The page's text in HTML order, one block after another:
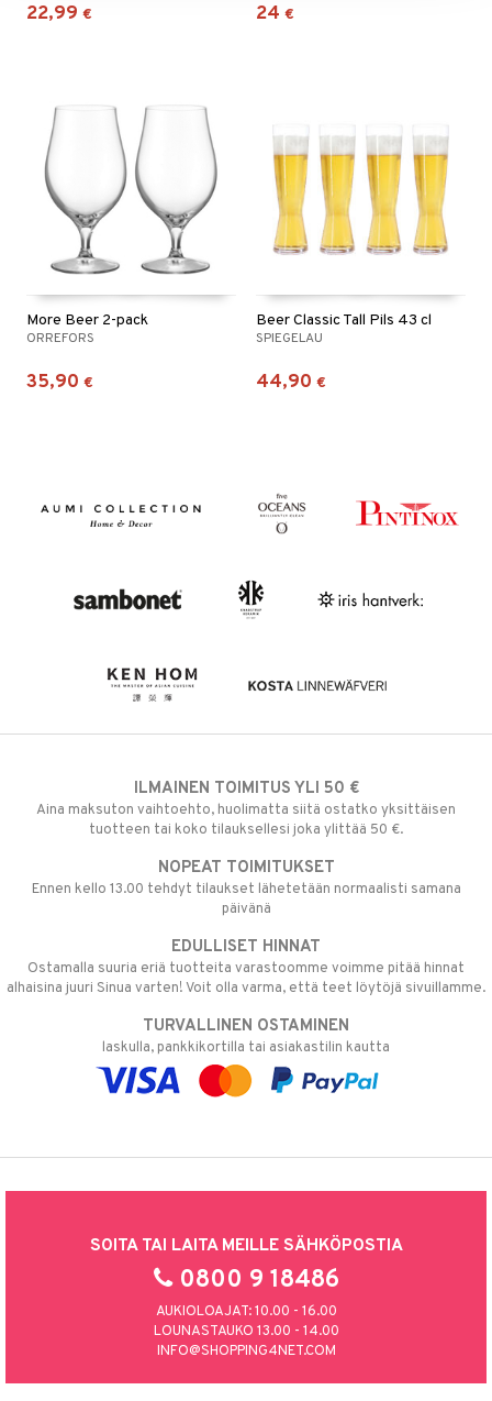
22,99 € 24 €
More Beer 2-pack
ORREFORS
35,90 €
Beer Classic Tall Pils 43 cl
SPIEGELAU
44,90 €
ILMAINEN TOIMITUS YLI 50 €
Aina maksuton vaihtoehto, huolimatta siitä ostatko yksittäisen
tuotteen tai koko tilauksellesi joka ylittää 50 €.
NOPEAT TOIMITUKSET
Ennen kello 13.00 tehdyt tilaukset lähetetään normaalisti samana
päivänä
EDULLISET HINNAT
Ostamalla suuria eriä tuotteita varastoomme voimme pitää hinnat
alhaisina juuri Sinua varten! Voit olla varma, että teet löytöjä sivuillamme.
TURVALLINEN OSTAMINEN
laskulla, pankkikortilla tai asiakastilin kautta
SOITA TAI LAITA MEILLE SÄHKÖPOSTIA
0800 9 18486
AUKIOLOAJAT: 10.00 - 16.00
LOUNASTAUKO 13.00 - 14.00
INFO@SHOPPING4NET.COM